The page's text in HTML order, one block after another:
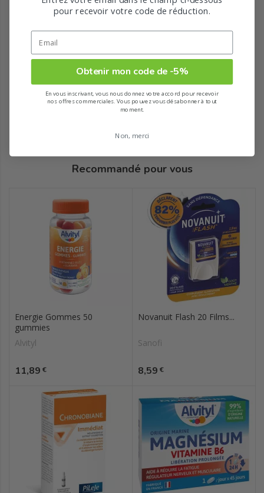
Recommandé pour vous
Energie Gommes 50
gummies
Alvityl
Prix
11,89 €
Novanuit Flash 20 Films...
Sanofi
Prix
8,59 €
pour recevoir votre code de réduction.
Obtenir mon code de -5%
En vous inscrivant, vous nous donnez votre accord pour recevoir
nos offres commerciales. Vous pouvez vous désabonner à tout
moment.
Non, merci